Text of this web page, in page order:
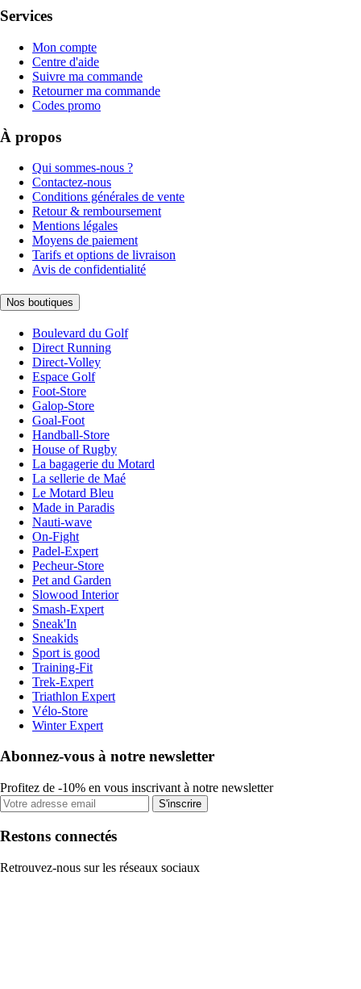
Services
Mon compte
Centre d'aide
Suivre ma commande
Retourner ma commande
Codes promo
À propos
Qui sommes-nous ?
Contactez-nous
Conditions générales de vente
Retour & remboursement
Mentions légales
Moyens de paiement
Tarifs et options de livraison
Avis de confidentialité
Nos boutiques
Boulevard du Golf
Direct Running
Direct-Volley
Espace Golf
Foot-Store
Galop-Store
Goal-Foot
Handball-Store
House of Rugby
La bagagerie du Motard
La sellerie de Maé
Le Motard Bleu
Made in Paradis
Nauti-wave
On-Fight
Padel-Expert
Pecheur-Store
Pet and Garden
Slowood Interior
Smash-Expert
Sneak'In
Sneakids
Sport is good
Training-Fit
Trek-Expert
Triathlon Expert
Vélo-Store
Winter Expert
Abonnez-vous à notre newsletter
Profitez de -10% en vous inscrivant à notre newsletter
S'inscrire
Restons connectés
Retrouvez-nous sur les réseaux sociaux